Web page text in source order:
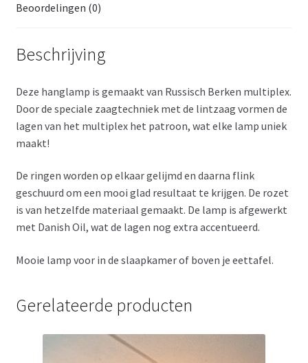
Beoordelingen (0)
Beschrijving
Deze hanglamp is gemaakt van Russisch Berken multiplex.
Door de speciale zaagtechniek met de lintzaag vormen de
lagen van het multiplex het patroon, wat elke lamp uniek
maakt!
De ringen worden op elkaar gelijmd en daarna flink
geschuurd om een mooi glad resultaat te krijgen. De rozet
is van hetzelfde materiaal gemaakt. De lamp is afgewerkt
met Danish Oil, wat de lagen nog extra accentueerd.
Mooie lamp voor in de slaapkamer of boven je eettafel.
Gerelateerde producten